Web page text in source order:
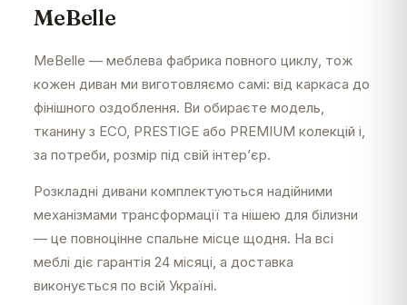
MeBelle
MeBelle — меблева фабрика повного циклу, тож
кожен диван ми виготовляємо самі: від каркаса до
фінішного оздоблення. Ви обираєте модель,
тканину з ECO, PRESTIGE або PREMIUM колекцій і,
за потреби, розмір під свій інтер’єр.
Розкладні дивани комплектуються надійними
механізмами трансформації та нішею для білизни
— це повноцінне спальне місце щодня. На всі
меблі діє гарантія 24 місяці, а доставка
виконується по всій Україні.